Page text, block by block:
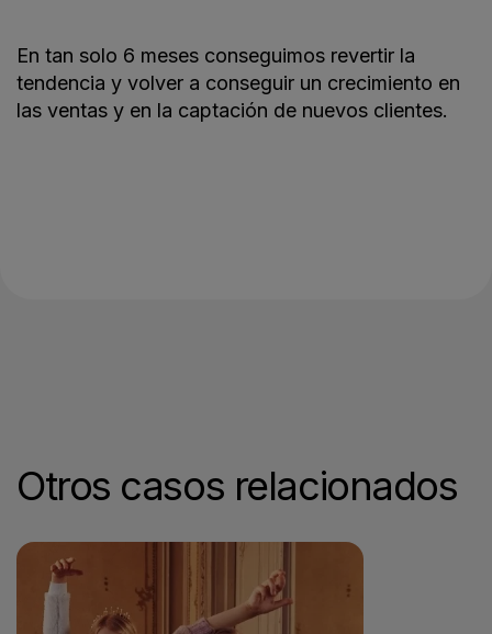
En tan solo 6 meses conseguimos revertir la
tendencia y volver a conseguir un crecimiento en
las ventas y en la captación de nuevos clientes.
Otros casos relacionados